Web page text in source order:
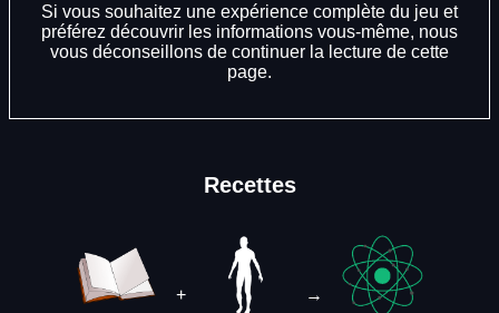
Si vous souhaitez une expérience complète du jeu et
préférez découvrir les informations vous-même, nous
vous déconseillons de continuer la lecture de cette
page.
Recettes
+ →